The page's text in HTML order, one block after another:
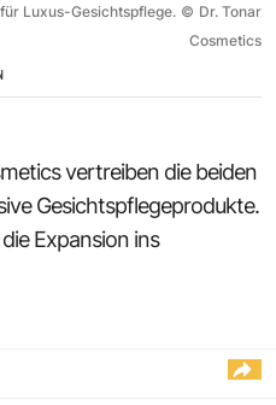
Luxus-Gesichtspflege. © Dr. Tonar
Cosmetics
vertreiben die beiden
Gesichtspflegeprodukte.
Expansion ins